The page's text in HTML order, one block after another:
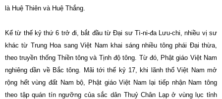
là Huệ Thiên và Huệ Thắng.
Kể từ thế kỷ thứ 6 trở đi, bắt đầu từ Ðại sư Tì-ni-đa Lưu-chi, nhiều vị sư
khác từ Trung Hoa sang Việt Nam khai sáng nhiều tông phái Ðại thừa,
theo truyền thống Thiền tông và Tịnh độ tông. Từ đó, Phật giáo Việt Nam
nghiêng dần về Bắc tông. Mãi tới thế kỷ 17, khi lãnh thổ Việt Nam mở
rộng hết vùng đất Nam bộ, Phật giáo Việt Nam lại tiếp nhận Nam tông
theo tập quán tín ngưỡng của sắc dân Thuỷ Chân Lạp ở vùng lục tỉnh